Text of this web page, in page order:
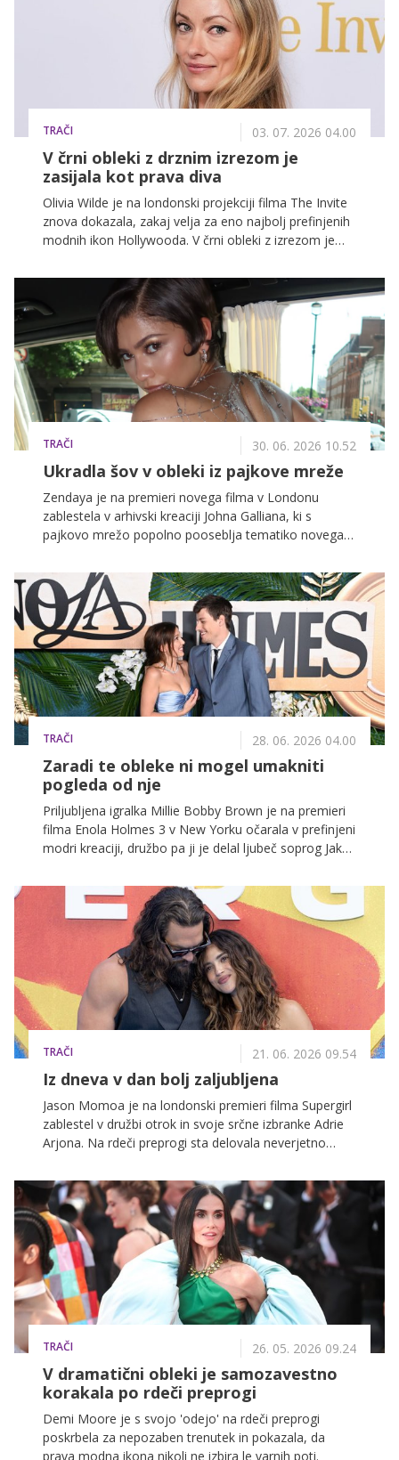
TRAČI 03. 07. 2026 04.00
V črni obleki z drznim izrezom je
zasijala kot prava diva
Olivia Wilde je na londonski projekciji filma The Invite
znova dokazala, zakaj velja za eno najbolj prefinjenih
modnih ikon Hollywooda. V črni obleki z izrezom je
elegance in sodobnega šika.
TRAČI 30. 06. 2026 10.52
Ukradla šov v obleki iz pajkove mreže
Zendaya je na premieri novega filma v Londonu
zablestela v arhivski kreaciji Johna Galliana, ki s
pajkovo mrežo popolno pooseblja tematiko novega
TRAČI 28. 06. 2026 04.00
Zaradi te obleke ni mogel umakniti
pogleda od nje
Priljubljena igralka Millie Bobby Brown je na premieri
filma Enola Holmes 3 v New Yorku očarala v prefinjeni
modri kreaciji, družbo pa ji je delal ljubeč soprog Jake
TRAČI 21. 06. 2026 09.54
Iz dneva v dan bolj zaljubljena
Jason Momoa je na londonski premieri filma Supergirl
zablestel v družbi otrok in svoje srčne izbranke Adrie
Arjona. Na rdeči preprogi sta delovala neverjetno
TRAČI 26. 05. 2026 09.24
V dramatični obleki je samozavestno
korakala po rdeči preprogi
Demi Moore je s svojo 'odejo' na rdeči preprogi
poskrbela za nepozaben trenutek in pokazala, da
prava modna ikona nikoli ne izbira le varnih poti.